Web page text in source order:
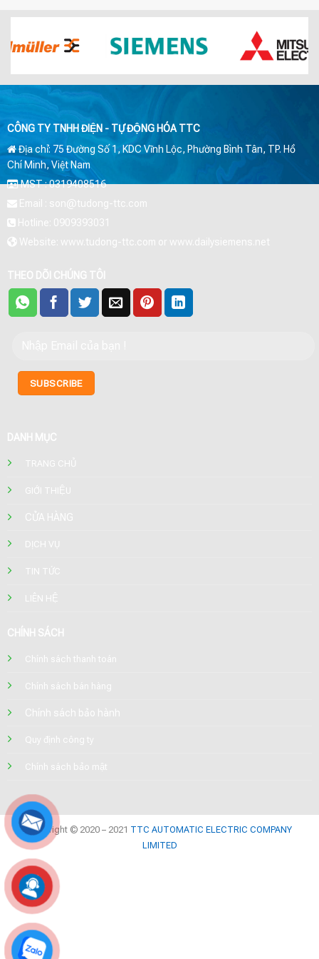
CÔNG TY TNHH ĐIỆN - TỰ ĐỘNG HÓA TTC
Địa chỉ: 75 Đường Số 1, KDC Vĩnh Lộc, Phường Bình Tân, TP. Hồ
Chí Minh, Việt Nam
MST : 0319408516
Email : son@tudong-ttc.com
Hotline: 0909393031
Website: www.tudong-ttc.com or www.dailysiemens.net
THEO DÕI CHÚNG TÔI
DANH MỤC
TRANG CHỦ
GIỚI THIỆU
CỬA HÀNG
DỊCH VỤ
TIN TỨC
LIÊN HỆ
CHÍNH SÁCH
Chính sách thanh toán
Chính sách bán hàng
Chính sách bảo hành
Quy định công ty
Chính sách bảo mật
Copyright © 2020 – 2021 TTC AUTOMATIC ELECTRIC COMPANY
LIMITED